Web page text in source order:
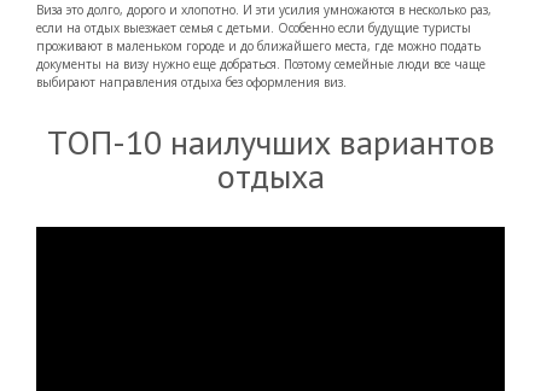
Виза это долго, дорого и хлопотно. И эти усилия умножаются в несколько раз,
если на отдых выезжает семья с детьми. Особенно если будущие туристы
проживают в маленьком городе и до ближайшего места, где можно подать
документы на визу нужно еще добраться. Поэтому семейные люди все чаще
выбирают направления отдыха без оформления виз.
ТОП-10 наилучших вариантов
отдыха